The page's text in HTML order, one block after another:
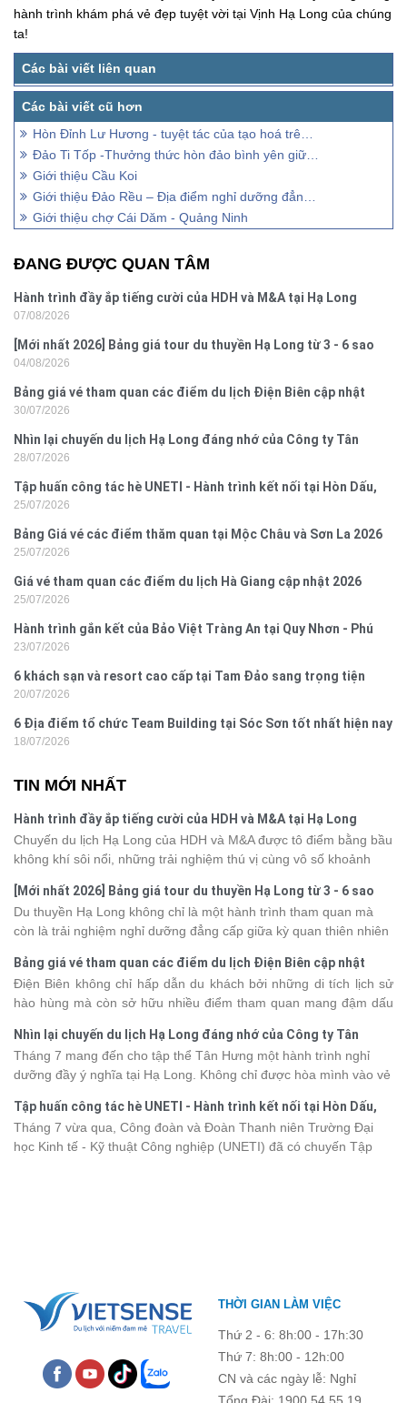
hành trình khám phá vẻ đẹp tuyệt vời tại Vịnh Hạ Long của chúng
ta!
Hòn Đỉnh Lư Hương - tuyệt tác của tạo hoá trên vịnh Hạ Long
Đảo Ti Tốp -Thưởng thức hòn đảo bình yên giữa Vịnh Hạ Long
Giới thiệu Cầu Koi
Giới thiệu Đảo Rều – Địa điểm nghỉ dưỡng đẳng cấp 5 sao
Giới thiệu chợ Cái Dăm - Quảng Ninh
ĐANG ĐƯỢC QUAN TÂM
Hành trình đầy ắp tiếng cười của HDH và M&A tại Hạ Long
07/08/2026
[Mới nhất 2026] Bảng giá tour du thuyền Hạ Long từ 3 - 6 sao
04/08/2026
Bảng giá vé tham quan các điểm du lịch Điện Biên cập nhật
2026
30/07/2026
Nhìn lại chuyến du lịch Hạ Long đáng nhớ của Công ty Tân
Hưng 2026
28/07/2026
Tập huấn công tác hè UNETI - Hành trình kết nối tại Hòn Dấu,
Đồ Sơn
25/07/2026
Bảng Giá vé các điểm thăm quan tại Mộc Châu và Sơn La 2026
25/07/2026
Giá vé tham quan các điểm du lịch Hà Giang cập nhật 2026
25/07/2026
Hành trình gắn kết của Bảo Việt Tràng An tại Quy Nhơn - Phú
Yên
23/07/2026
6 khách sạn và resort cao cấp tại Tam Đảo sang trọng tiện
nghi
20/07/2026
6 Địa điểm tổ chức Team Building tại Sóc Sơn tốt nhất hiện nay
18/07/2026
TIN MỚI NHẤT
Hành trình đầy ắp tiếng cười của HDH và M&A tại Hạ Long
Chuyến du lịch Hạ Long của HDH và M&A được tô điểm bằng bầu
không khí sôi nổi, những trải nghiệm thú vị cùng vô số khoảnh
phút giây đồng hành bên nhau, tất cả đã tạo nên một chuyến đi
tràn đầy cảm xúc và dấu ấn khó quên.
[Mới nhất 2026] Bảng giá tour du thuyền Hạ Long từ 3 - 6 sao
Du thuyền Hạ Long không chỉ là một hành trình tham quan mà
còn là trải nghiệm nghỉ dưỡng đẳng cấp giữa kỳ quan thiên nhiên
khác nhau, khiến nhiều du khách băn khoăn khi lựa chọn. Bài viết
dưới đây sẽ cập nhật bảng giá tour du thuyền Hạ Long mới nhất
2026 từ 3 - 6 sao, giúp bạn dễ dàng so sánh và tìm được hành
trình phù hợp với nhu cầu cũng như ngân sách.
Bảng giá vé tham quan các điểm du lịch Điện Biên cập nhật
2026
Điện Biên không chỉ hấp dẫn du khách bởi những di tích lịch sử
hào hùng mà còn sở hữu nhiều điểm tham quan mang đậm dấu
phá vùng đất này, việc cập nhật trước giá vé sẽ giúp bạn chủ
động hơn trong lịch trình và chi phí. Cùng Vietsense Travel tham
khảo bảng giá vé tham quan các điểm du lịch Điện Biênmới nhất
năm 2026 ngay dưới đây.
Nhìn lại chuyến du lịch Hạ Long đáng nhớ của Công ty Tân
Hưng 2026
Tháng 7 mang đến cho tập thể Tân Hưng một hành trình nghỉ
dưỡng đầy ý nghĩa tại Hạ Long. Không chỉ được hòa mình vào vẻ
kết, sẻ chia và lưu giữ nhiều khoảnh khắc đáng nhớ. Hãy cùng
nhìn lại chuyến đi ngập tràn niềm vui và những trải nghiệm khó
quên.
Tập huấn công tác hè UNETI - Hành trình kết nối tại Hòn Dấu,
Đồ Sơn
Tháng 7 vừa qua, Công đoàn và Đoàn Thanh niên Trường Đại
học Kinh tế - Kỹ thuật Công nghiệp (UNETI) đã có chuyến Tập
THỜI GIAN LÀM VIỆC
Thứ 2 - 6: 8h:00 - 17h:30
Thứ 7: 8h:00 - 12h:00
CN và các ngày lễ: Nghỉ